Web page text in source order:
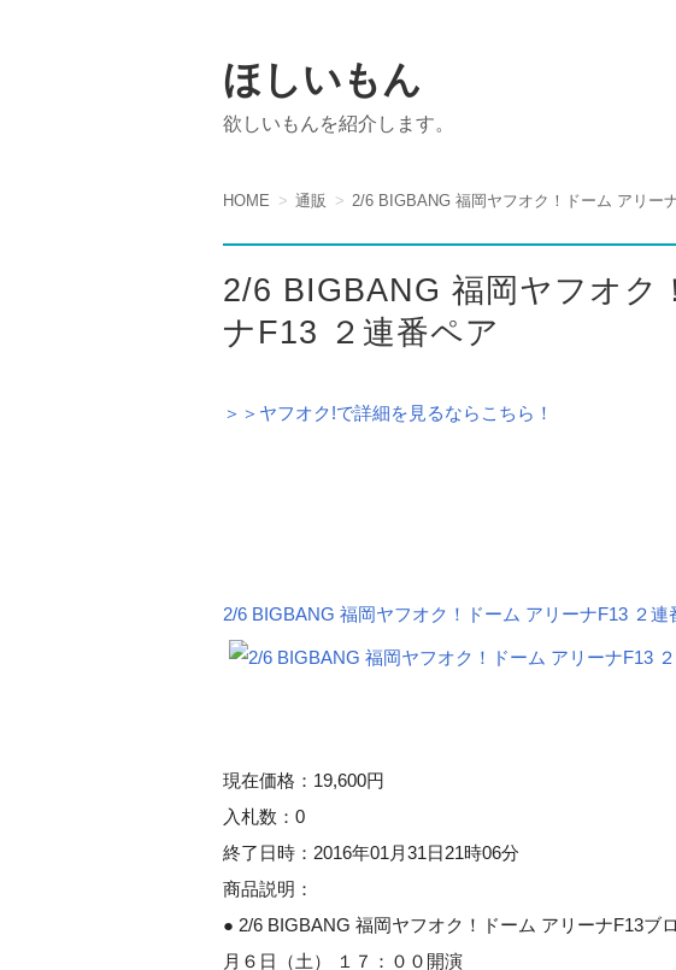
ほしいもん
欲しいもんを紹介します。
HOME 通販 2/6 BIGBANG 福岡ヤフオク！ドーム アリー
2/6 BIGBANG 福岡ヤフオク
ナF13 ２連番ペア
＞＞ヤフオク!で詳細を見るならこちら！
2/6 BIGBANG 福岡ヤフオク！ドーム アリーナF13 ２連
現在価格：19,600円
入札数：0
終了日時：2016年01月31日21時06分
商品説明：
● 2/6 BIGBANG 福岡ヤフオク！ドーム アリーナF13ブ
月６日（土） １７：００開演